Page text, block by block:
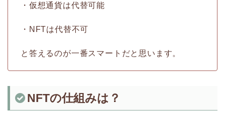
・仮想通貨は代替可能
・NFTは代替不可
と答えるのが一番スマートだと思います。
NFTの仕組みは？